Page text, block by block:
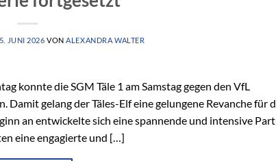
JUNI 2026 VONALEXANDRA WALTER
konnte die SGM Täle 1 am Samstag gegen den VfL
gelang der Täles-Elf eine gelungene Revanche für
an entwickelte sich eine spannende und intensive
eine engagierte und […]